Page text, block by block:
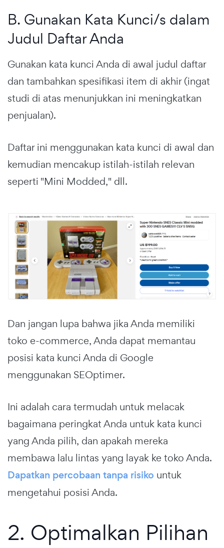
B. Gunakan Kata Kunci/s dalam
Judul Daftar Anda
Gunakan kata kunci Anda di awal judul daftar
dan tambahkan spesifikasi item di akhir (ingat
studi di atas menunjukkan ini meningkatkan
penjualan).
Daftar ini menggunakan kata kunci di awal dan
kemudian mencakup istilah-istilah relevan
seperti "Mini Modded," dll.
Dan jangan lupa bahwa jika Anda memiliki
toko e-commerce, Anda dapat memantau
posisi kata kunci Anda di Google
menggunakan SEOptimer.
Ini adalah cara termudah untuk melacak
bagaimana peringkat Anda untuk kata kunci
yang Anda pilih, dan apakah mereka
membawa lalu lintas yang layak ke toko Anda.
Dapatkan percobaan tanpa risiko untuk
mengetahui posisi Anda.
2. Optimalkan Pilihan